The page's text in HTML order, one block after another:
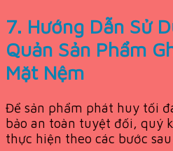
7. Hướng Dẫn Sử
Quản Sản Phẩm
Mặt Nệm
Để sản phẩm phát huy tối
bảo an toàn tuyệt đối, quý
thực hiện theo các bước